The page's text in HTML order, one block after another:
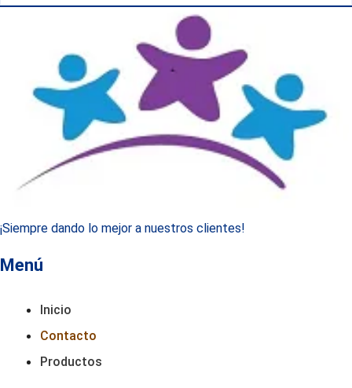
¡Siempre dando lo mejor a nuestros clientes!
Menú
Inicio
Contacto
Productos